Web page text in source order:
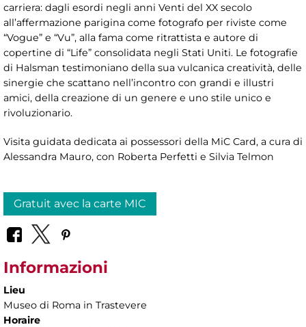
carriera: dagli esordi negli anni Venti del XX secolo
all’affermazione parigina come fotografo per riviste come
“Vogue” e “Vu”, alla fama come ritrattista e autore di
copertine di “Life” consolidata negli Stati Uniti. Le fotografie
di Halsman testimoniano della sua vulcanica creatività, delle
sinergie che scattano nell’incontro con grandi e illustri
amici, della creazione di un genere e uno stile unico e
rivoluzionario.
Visita guidata dedicata ai possessori della MiC Card, a cura di
Alessandra Mauro, con Roberta Perfetti e Silvia Telmon
Gratuit avec la carte MIC
Informazioni
Lieu
Museo di Roma in Trastevere
Horaire